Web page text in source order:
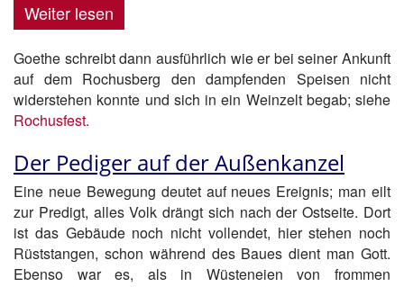
Weiter lesen
Goethe schreibt dann ausführlich wie er bei seiner Ankunft
auf dem Rochusberg den dampfenden Speisen nicht
widerstehen konnte und sich in ein Weinzelt begab; siehe
Rochusfest.
Der Pediger auf der Außenkanzel
Eine neue Bewegung deutet auf neues Ereignis; man eilt
zur Predigt, alles Volk drängt sich nach der Ostseite. Dort
ist das Gebäude noch nicht vollendet, hier stehen noch
Rüststangen, schon während des Baues dient man Gott.
Ebenso war es, als in Wüsteneien von frommen